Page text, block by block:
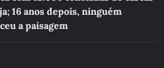
16 anos depois, ninguém
a paisagem